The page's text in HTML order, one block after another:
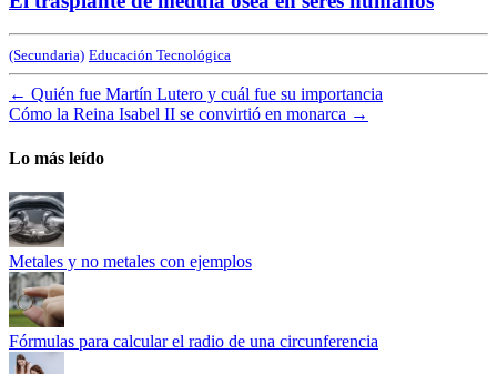
(Secundaria) Educación Tecnológica
← Quién fue Martín Lutero y cuál fue su importancia
Cómo la Reina Isabel II se convirtió en monarca →
Lo más leído
Metales y no metales con ejemplos
Fórmulas para calcular el radio de una circunferencia